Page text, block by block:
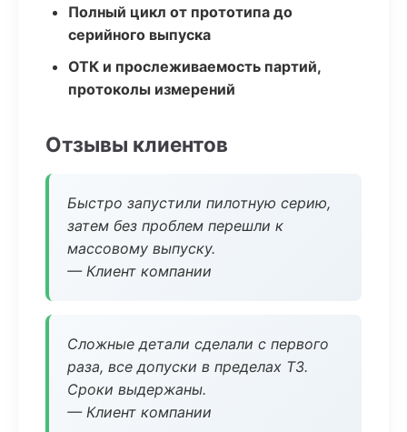
Полный цикл от прототипа до
серийного выпуска
ОТК и прослеживаемость партий,
протоколы измерений
Отзывы клиентов
Быстро запустили пилотную серию,
затем без проблем перешли к
массовому выпуску.
— Клиент компании
Сложные детали сделали с первого
раза, все допуски в пределах ТЗ.
Сроки выдержаны.
— Клиент компании